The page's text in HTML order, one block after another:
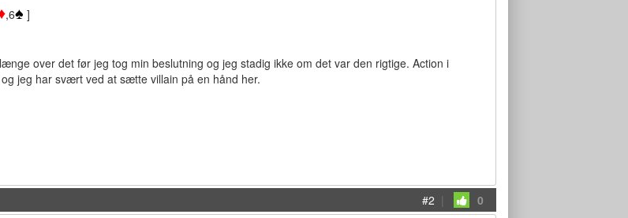
,6♠ ]
over det før jeg tog min beslutning og jeg stadig ikke om det var den rigtige. Action i
jeg har svært ved at sætte villain på en hånd her.
#2 | 0